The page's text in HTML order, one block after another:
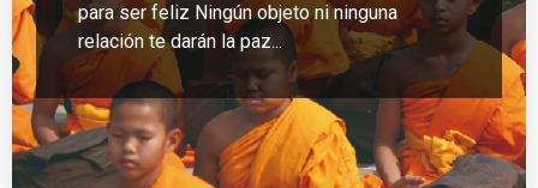
para ser feliz Ningún objeto ni ninguna
relación te darán la paz...